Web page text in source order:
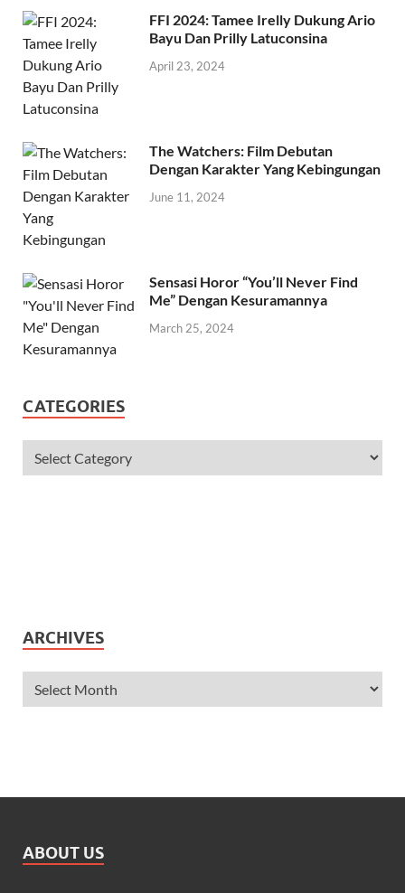
FFI 2024: Tamee Irelly Dukung Ario
Bayu Dan Prilly Latuconsina
April 23, 2024
The Watchers: Film Debutan
Dengan Karakter Yang Kebingungan
June 11, 2024
Sensasi Horor “You’ll Never Find
Me” Dengan Kesuramannya
March 25, 2024
CATEGORIES
ARCHIVES
ABOUT US